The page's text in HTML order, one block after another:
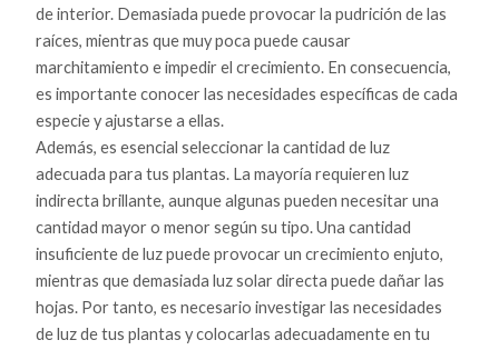
de interior. Demasiada puede provocar la pudrición de las
raíces, mientras que muy poca puede causar
marchitamiento e impedir el crecimiento. En consecuencia,
es importante conocer las necesidades específicas de cada
especie y ajustarse a ellas.
Además, es esencial seleccionar la cantidad de luz
adecuada para tus plantas. La mayoría requieren luz
indirecta brillante, aunque algunas pueden necesitar una
cantidad mayor o menor según su tipo. Una cantidad
insuficiente de luz puede provocar un crecimiento enjuto,
mientras que demasiada luz solar directa puede dañar las
hojas. Por tanto, es necesario investigar las necesidades
de luz de tus plantas y colocarlas adecuadamente en tu